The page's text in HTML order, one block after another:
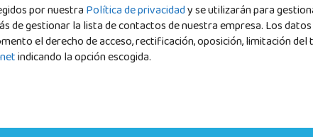
por nuestra Política de privacidady se utilizarán para
de gestionar la lista de contactos de nuestra empresa. Los
el derecho de acceso, rectificación, oposición, limitación
indicando la opción escogida.